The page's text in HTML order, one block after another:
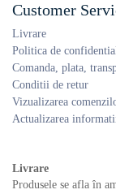
Customer
Livrare
Politica de
Comanda, plata,
Conditii de retur
Vizualizarea
Actualizarea
Livrare
Produsele se afla în